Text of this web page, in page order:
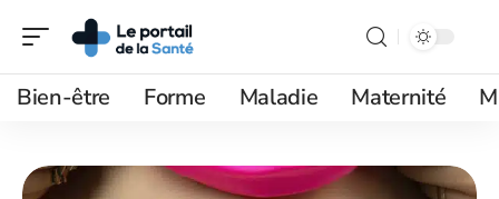
Bien-être Forme Maladie Maternité